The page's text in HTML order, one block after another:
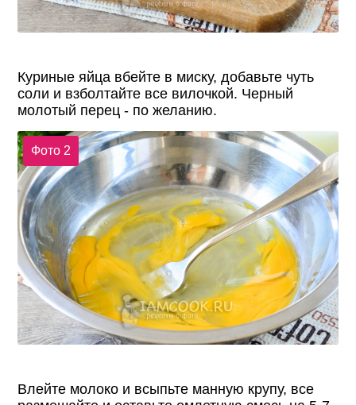
Куриные яйца вбейте в миску, добавьте чуть
соли и взболтайте все вилочкой. Черный
молотый перец - по желанию.
Фото 2
Влейте молоко и всыпьте манную крупу, все